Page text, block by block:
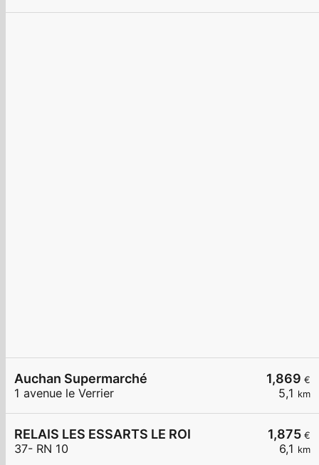
1,869 €
5,1 km
Auchan Supermarché
1 avenue le Verrier
1,875 €
6,1 km
RELAIS LES ESSARTS LE ROI
37- RN 10